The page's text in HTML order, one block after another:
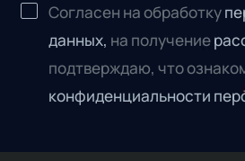
Согласен на обработку
данных, на получение
подтверждаю, что
конфиденциальности